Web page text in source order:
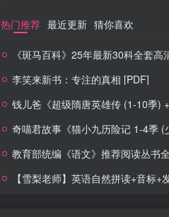
热门推荐 最近更新 猜你喜欢
《斑马百科》25年最新30科全套高
李笑来新书：专注的真相 [PDF]
钱儿爸《超级隋唐英雄传 (1-10季) +超级隋唐英雄后传
奇喵君故事《猫小九历险记 1-4季 (少儿大型奇幻冒
教育部统编《语文》推荐阅读丛书全132种
【雪梨老师】英语自然拼读+音标+发音规则（精品课三